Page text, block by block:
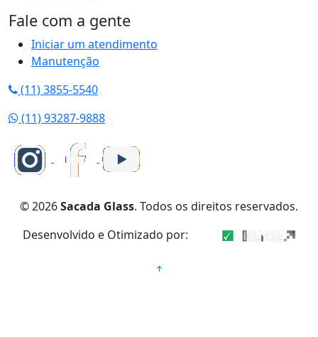
Fale com a gente
Iniciar um atendimento
Manutenção
(11) 3855-5540
(11) 93287-9888
© 2026Sacada Glass. Todos os direitos reservados.
Desenvolvido e Otimizado por: